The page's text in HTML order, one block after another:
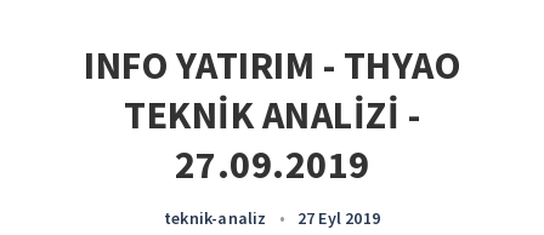
INFO YATIRIM - THYAO
TEKNİK ANALİZİ -
27.09.2019
teknik-analiz • 27 Eyl 2019